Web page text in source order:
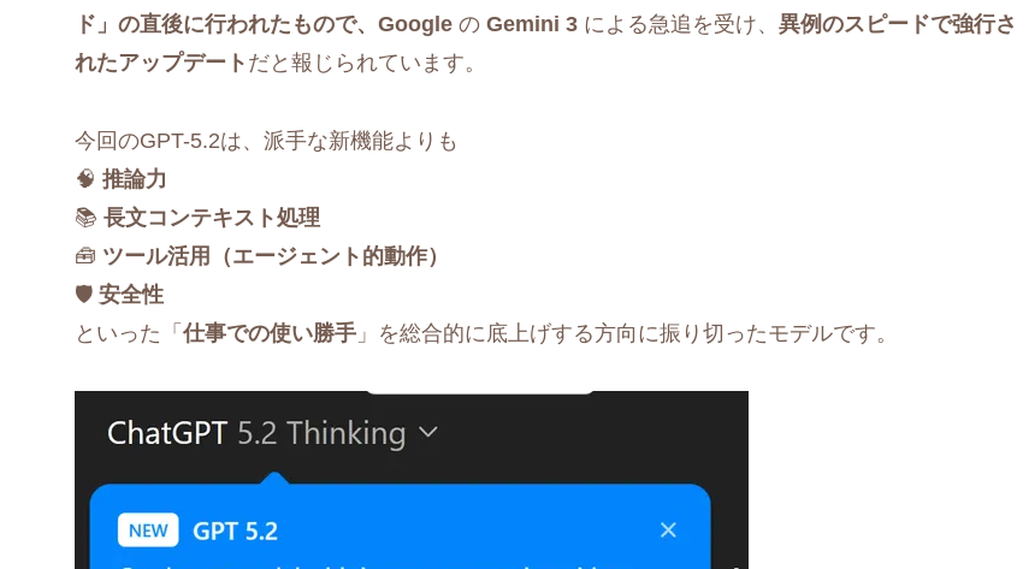
ド」の直後に行われたもので、Googleの Gemini 3による急追を受け、 異例のスピードで強行さ
れたアップデート だと報じられています。
今回のGPT-5.2は、派手な新機能よりも
🧠 推論力
📚 長文コンテキスト処理
🧰 ツール活用（エージェント的動作）
🛡️ 安全性
といった「 仕事での使い勝手」を総合的に底上げする方向に振り切ったモデルです。